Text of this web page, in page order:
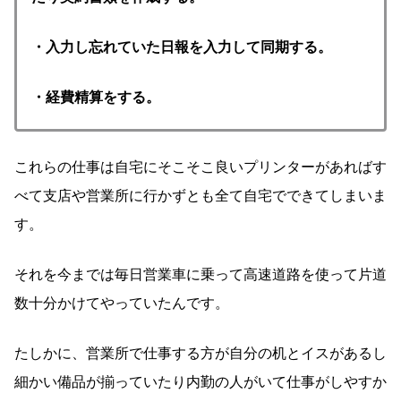
・入力し忘れていた日報を入力して同期する。
・経費精算をする。
これらの仕事は自宅にそこそこ良いプリンターがあればす
べて支店や営業所に行かずとも全て自宅でできてしまいま
す。
それを今までは毎日営業車に乗って高速道路を使って片道
数十分かけてやっていたんです。
たしかに、営業所で仕事する方が自分の机とイスがあるし
細かい備品が揃っていたり内勤の人がいて仕事がしやすか